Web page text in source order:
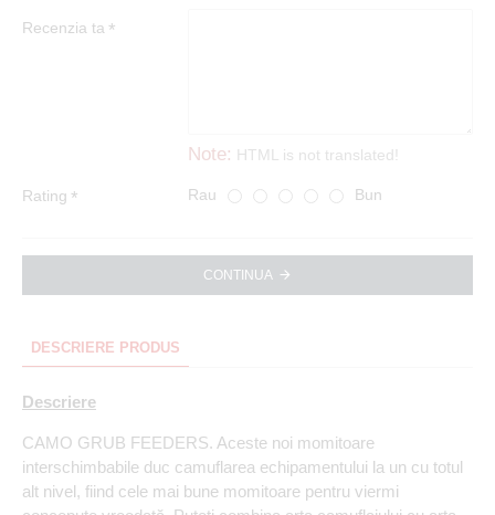
Recenzia ta
Note: HTML is not translated!
Rating Rau Bun
CONTINUA
DESCRIERE PRODUS
Descriere
CAMO GRUB FEEDERS. Aceste noi momitoare
interschimbabile duc camuflarea echipamentului la un cu totul
alt nivel, fiind cele mai bune momitoare pentru viermi